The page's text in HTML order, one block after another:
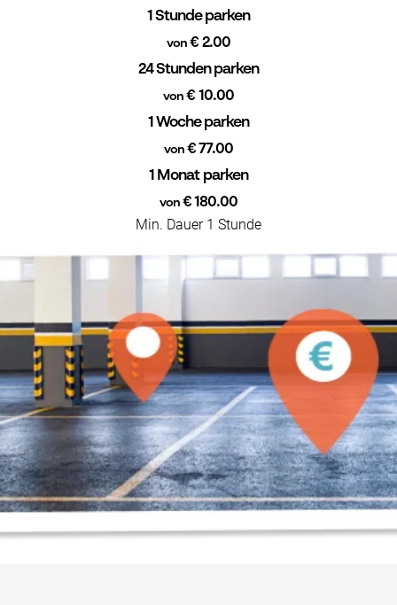
1 Stunde parken
von € 2.00
24 Stunden parken
von € 10.00
1 Woche parken
von€ 77.00
1 Monat parken
von€ 180.00
Min. Dauer 1 Stunde